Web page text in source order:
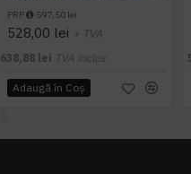
PRP 597,50 lei
528,00 lei + TVA
638,88 lei TVA inclus
Adaugă în Coş